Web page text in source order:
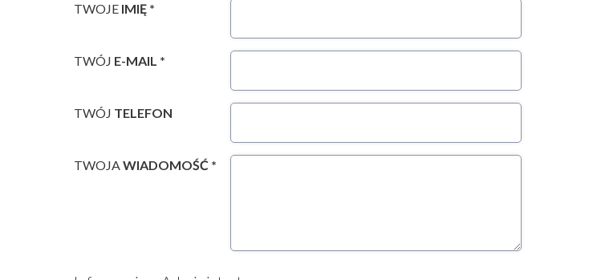
TWOJE IMIĘ *
TWÓJ E-MAIL *
TWÓJ TELEFON
TWOJAWIADOMOŚĆ *